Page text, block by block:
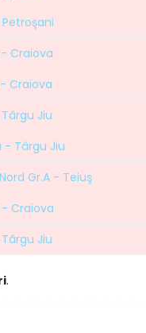
Craiova
Craiova
Jiu
- Târgu Jiu
Gr.A - Teiuş
- Craiova
Jiu
.